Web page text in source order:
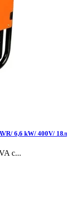
6,6 kW/ 400V/ 18л
с...